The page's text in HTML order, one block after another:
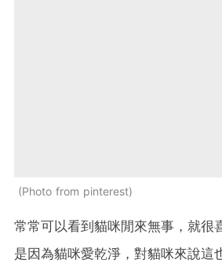
Photo from pinterest
常常可以看到貓咪閒來無事，就很
是因為貓咪愛乾淨，對貓咪來說這